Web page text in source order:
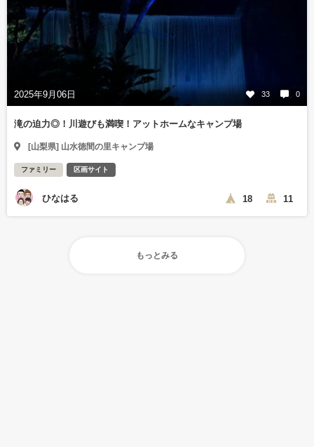
2025年9月06日 33 0
滝の迫力◎！川遊びも満喫！アットホームなキャンプ場
[山梨県] 山水徳間の里キャンプ場
ファミリー 区画サイト
ひなはる 18 11
もっとみる